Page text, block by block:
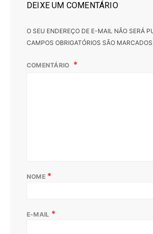
DEIXE UM COMENTÁRIO
O SEU ENDEREÇO DE E-MAIL NÃO SERÁ
CAMPOS OBRIGATÓRIOS SÃO
COMENTÁRIO
NOME *
E-MAIL *